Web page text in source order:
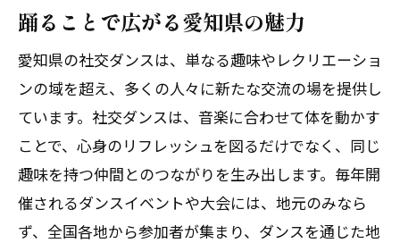
踊ることで広がる愛知県の魅力
愛知県の社交ダンスは、単なる趣味やレクリエーショ
ンの域を超え、多くの人々に新たな交流の場を提供し
ています。社交ダンスは、音楽に合わせて体を動かす
ことで、心身のリフレッシュを図るだけでなく、同じ
趣味を持つ仲間とのつながりを生み出します。毎年開
催されるダンスイベントや大会には、地元のみなら
ず、全国各地から参加者が集まり、ダンスを通じた地